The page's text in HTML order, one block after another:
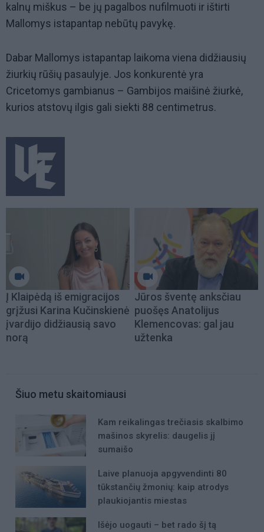
kalnų miškus – be jų pagalbos nufilmuoti ir ištirti
Mallomys istapantap nebūtų pavykę.
Dabar Mallomys istapantap laikoma viena didžiausių
žiurkių rūšių pasaulyje. Jos konkurentė yra
Cricetomys gambianus – Gambijos maišinė žiurkė,
kurios atstovų ilgis gali siekti 88 centimetrus.
Į Klaipėdą iš emigracijos
grįžusi Karina Kučinskienė
įvardijo didžiausią savo
norą
Jūros šventę anksčiau
puošęs Anatolijus
Klemencovas: gal jau
užtenka
Šiuo metu skaitomiausi
Kam reikalingas trečiasis skalbimo
mašinos skyrelis: daugelis jį
sumaišo
Laive planuoja apgyvendinti 80
tūkstančių žmonių: kaip atrodys
plaukiojantis miestas
Išėjo uogauti – bet rado šį tą